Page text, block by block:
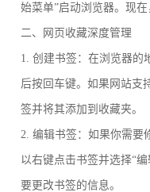
始菜单”启动浏览器。现
二、网页收藏深度管理
1. 创建书签：在浏览器的
后按回车键。如果网站支
签并将其添加到收藏夹。
2. 编辑书签：如果你需要
以右键点击书签并选择“
要更改书签的信息。